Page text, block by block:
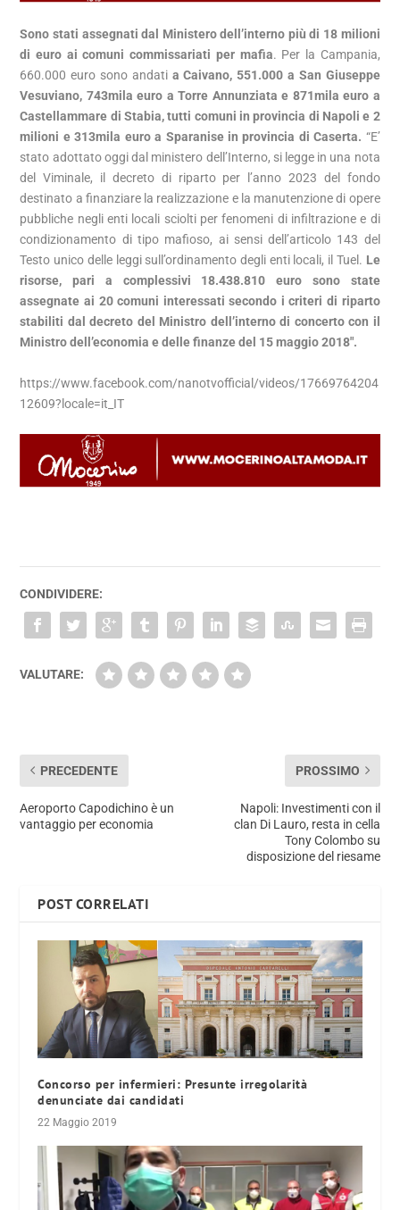
Sono stati assegnati dal Ministero dell’interno più di 18 milioni
di euro ai comuni commissariati per mafia. Per la Campania,
660.000 euro sono andati a Caivano, 551.000 a San Giuseppe
Vesuviano, 743mila euro a Torre Annunziata e 871mila euro a
Castellammare di Stabia, tutti comuni in provincia di Napoli e 2
milioni e 313mila euro a Sparanise in provincia di Caserta. “E’
stato adottato oggi dal ministero dell’Interno, si legge in una nota
del Viminale, il decreto di riparto per l’anno 2023 del fondo
destinato a finanziare la realizzazione e la manutenzione di opere
pubbliche negli enti locali sciolti per fenomeni di infiltrazione e di
condizionamento di tipo mafioso, ai sensi dell’articolo 143 del
Testo unico delle leggi sull’ordinamento degli enti locali, il Tuel. Le
risorse, pari a complessivi 18.438.810 euro sono state
assegnate ai 20 comuni interessati secondo i criteri di riparto
stabiliti dal decreto del Ministro dell’interno di concerto con il
Ministro dell’economia e delle finanze del 15 maggio 2018″.
https://www.facebook.com/nanotvofficial/videos/17669764204
12609?locale=it_IT
CONDIVIDERE:
VALUTARE:
PRECEDENTE
Aeroporto Capodichino è un
vantaggio per economia
PROSSIMO
Napoli: Investimenti con il
clan Di Lauro, resta in cella
Tony Colombo su
disposizione del riesame
POST CORRELATI
Concorso per infermieri: Presunte irregolarità
denunciate dai candidati
22 Maggio 2019